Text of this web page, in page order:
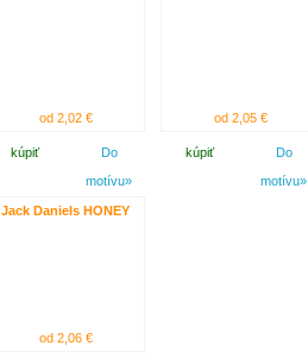
od 2,02 €
kúpiť
Do
motívu»
od 2,05 €
kúpiť
Do
motívu»
Jack Daniels HONEY
od 2,06 €